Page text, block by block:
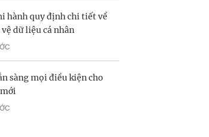
hành quy định chi tiết về
dữ liệu cá nhân
sàng mọi điều kiện cho